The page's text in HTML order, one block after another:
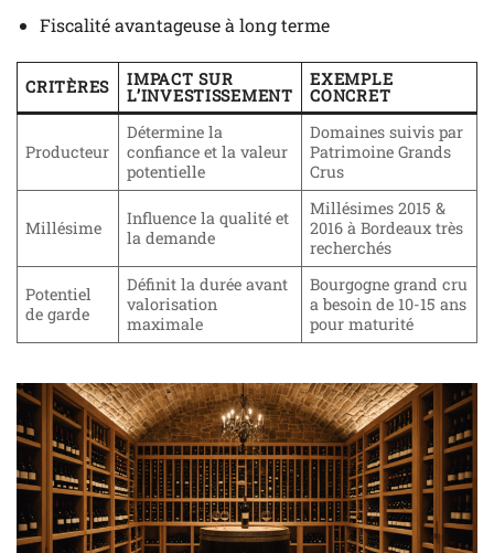
Fiscalité avantageuse à long terme
CRITÈRES IMPACT SUR
L’INVESTISSEMENT
EXEMPLE
CONCRET
Producteur
Détermine la
confiance et la valeur
potentielle
Domaines suivis par
Patrimoine Grands
Crus
Millésime
Influence la qualité et
la demande
Millésimes 2015 &
2016 à Bordeaux très
recherchés
Potentiel
de garde
Définit la durée avant
valorisation
maximale
Bourgogne grand cru
a besoin de 10-15 ans
pour maturité